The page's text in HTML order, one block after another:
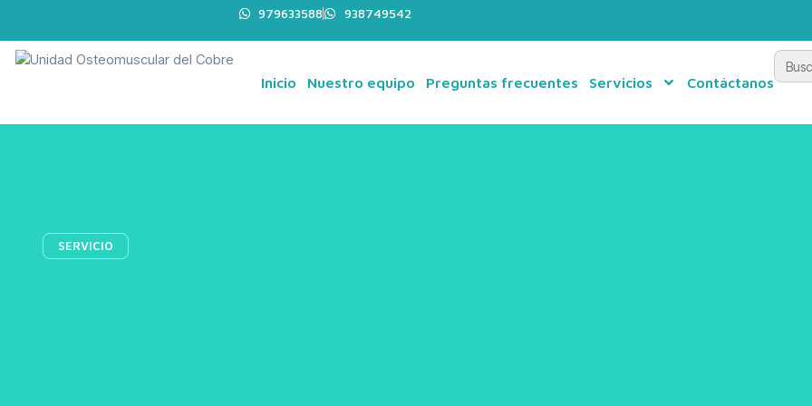
979633588 938749542
Inicio Nuestro equipo Preguntas frecuentes Servicios Contáctanos
SERVICIO